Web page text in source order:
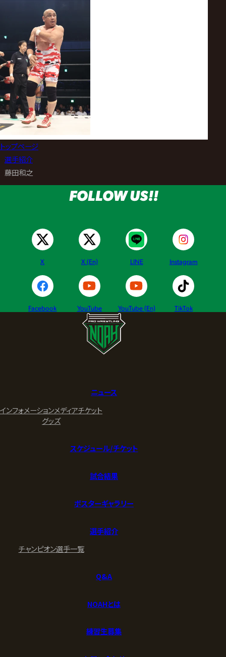
トップページ
選手紹介
藤田和之
FOLLOW US!!
X X (En) LINE Instagram
Facebook YouTube YouTube (En) TikTok
ニュース
インフォメーションメディアチケット
グッズ
スケジュール/チケット
試合結果
ポスターギャラリー
選手紹介
チャンピオン選手一覧
Q&A
NOAHとは
練習生募集